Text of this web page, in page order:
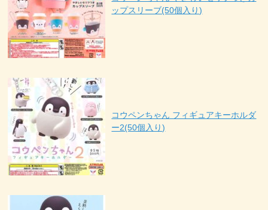
ップスリーブ(50個入り)
コウペンちゃん フィギュアキーホルダ
ー2(50個入り)